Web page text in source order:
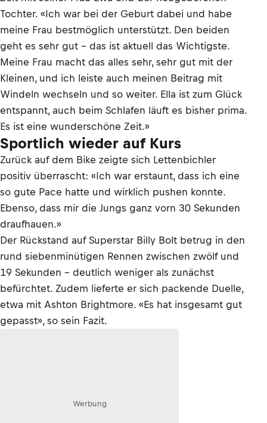
Tochter. «Ich war bei der Geburt dabei und habe
meine Frau bestmöglich unterstützt. Den beiden
geht es sehr gut – das ist aktuell das Wichtigste.
Meine Frau macht das alles sehr, sehr gut mit der
Kleinen, und ich leiste auch meinen Beitrag mit
Windeln wechseln und so weiter. Ella ist zum Glück
entspannt, auch beim Schlafen läuft es bisher prima.
Es ist eine wunderschöne Zeit.»
Sportlich wieder auf Kurs
Zurück auf dem Bike zeigte sich Lettenbichler
positiv überrascht: «Ich war erstaunt, dass ich eine
so gute Pace hatte und wirklich pushen konnte.
Ebenso, dass mir die Jungs ganz vorn 30 Sekunden
draufhauen.»
Der Rückstand auf Superstar Billy Bolt betrug in den
rund siebenminütigen Rennen zwischen zwölf und
19 Sekunden – deutlich weniger als zunächst
befürchtet. Zudem lieferte er sich packende Duelle,
etwa mit Ashton Brightmore. «Es hat insgesamt gut
gepasst», so sein Fazit.
Werbung